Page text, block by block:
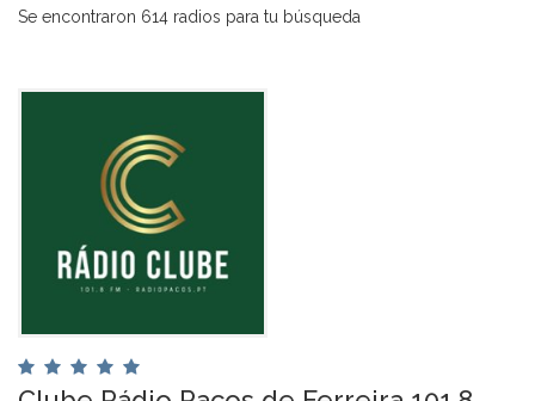
Se encontraron 614 radios para tu búsqueda